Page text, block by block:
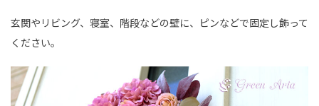
玄関やリビング、寝室、階段などの壁に、ピンなどで固定し飾って
ください。